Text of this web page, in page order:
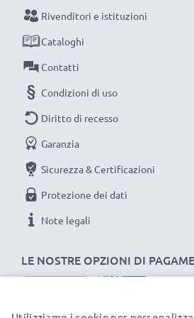
NOTA BENE:per una
raggiungimento di efficienza
Non lasciarti scappare neanche
questo caricabatteria
LCD, marcato CELLONIC.
LE NOSTRE OPZIONI DI
Rivenditori e istituzioni
Cataloghi
Contatti
Condizioni di uso
Diritto di recesso
Garanzia
Sicurezza & Certificazioni
Protezione dei dati
Note legali